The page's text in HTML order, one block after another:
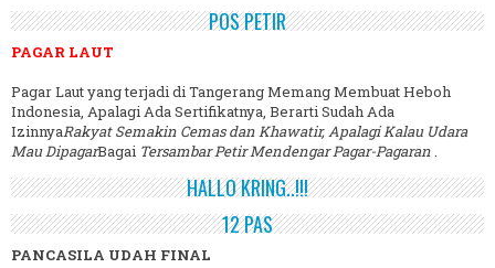
POS PETIR
PAGAR LAUT
Pagar Laut yang terjadi di Tangerang Memang Membuat Heboh
Indonesia, Apalagi Ada Sertifikatnya, Berarti Sudah Ada
IzinnyaRakyat Semakin Cemas dan Khawatir, Apalagi Kalau Udara
Mau DipagarBagai Tersambar Petir Mendengar Pagar-Pagaran.
HALLO KRING..!!!
12 PAS
PANCASILA UDAH FINAL